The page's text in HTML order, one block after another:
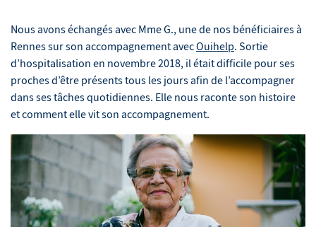
Nous avons échangés avec Mme G., une de nos bénéficiaires à
Rennes sur son accompagnement avecOuihelp. Sortie
d’hospitalisation en novembre 2018, il était difficile pour ses
proches d’être présents tous les jours afin de l’accompagner
dans ses tâches quotidiennes. Elle nous raconte son histoire
et comment elle vit son accompagnement.